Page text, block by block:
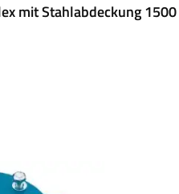
mit Stahlabdeckung